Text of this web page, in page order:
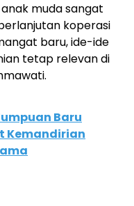
muda sangat
koperasi
baru, ide-ide
tetap relevan di
Baru
Kemandirian